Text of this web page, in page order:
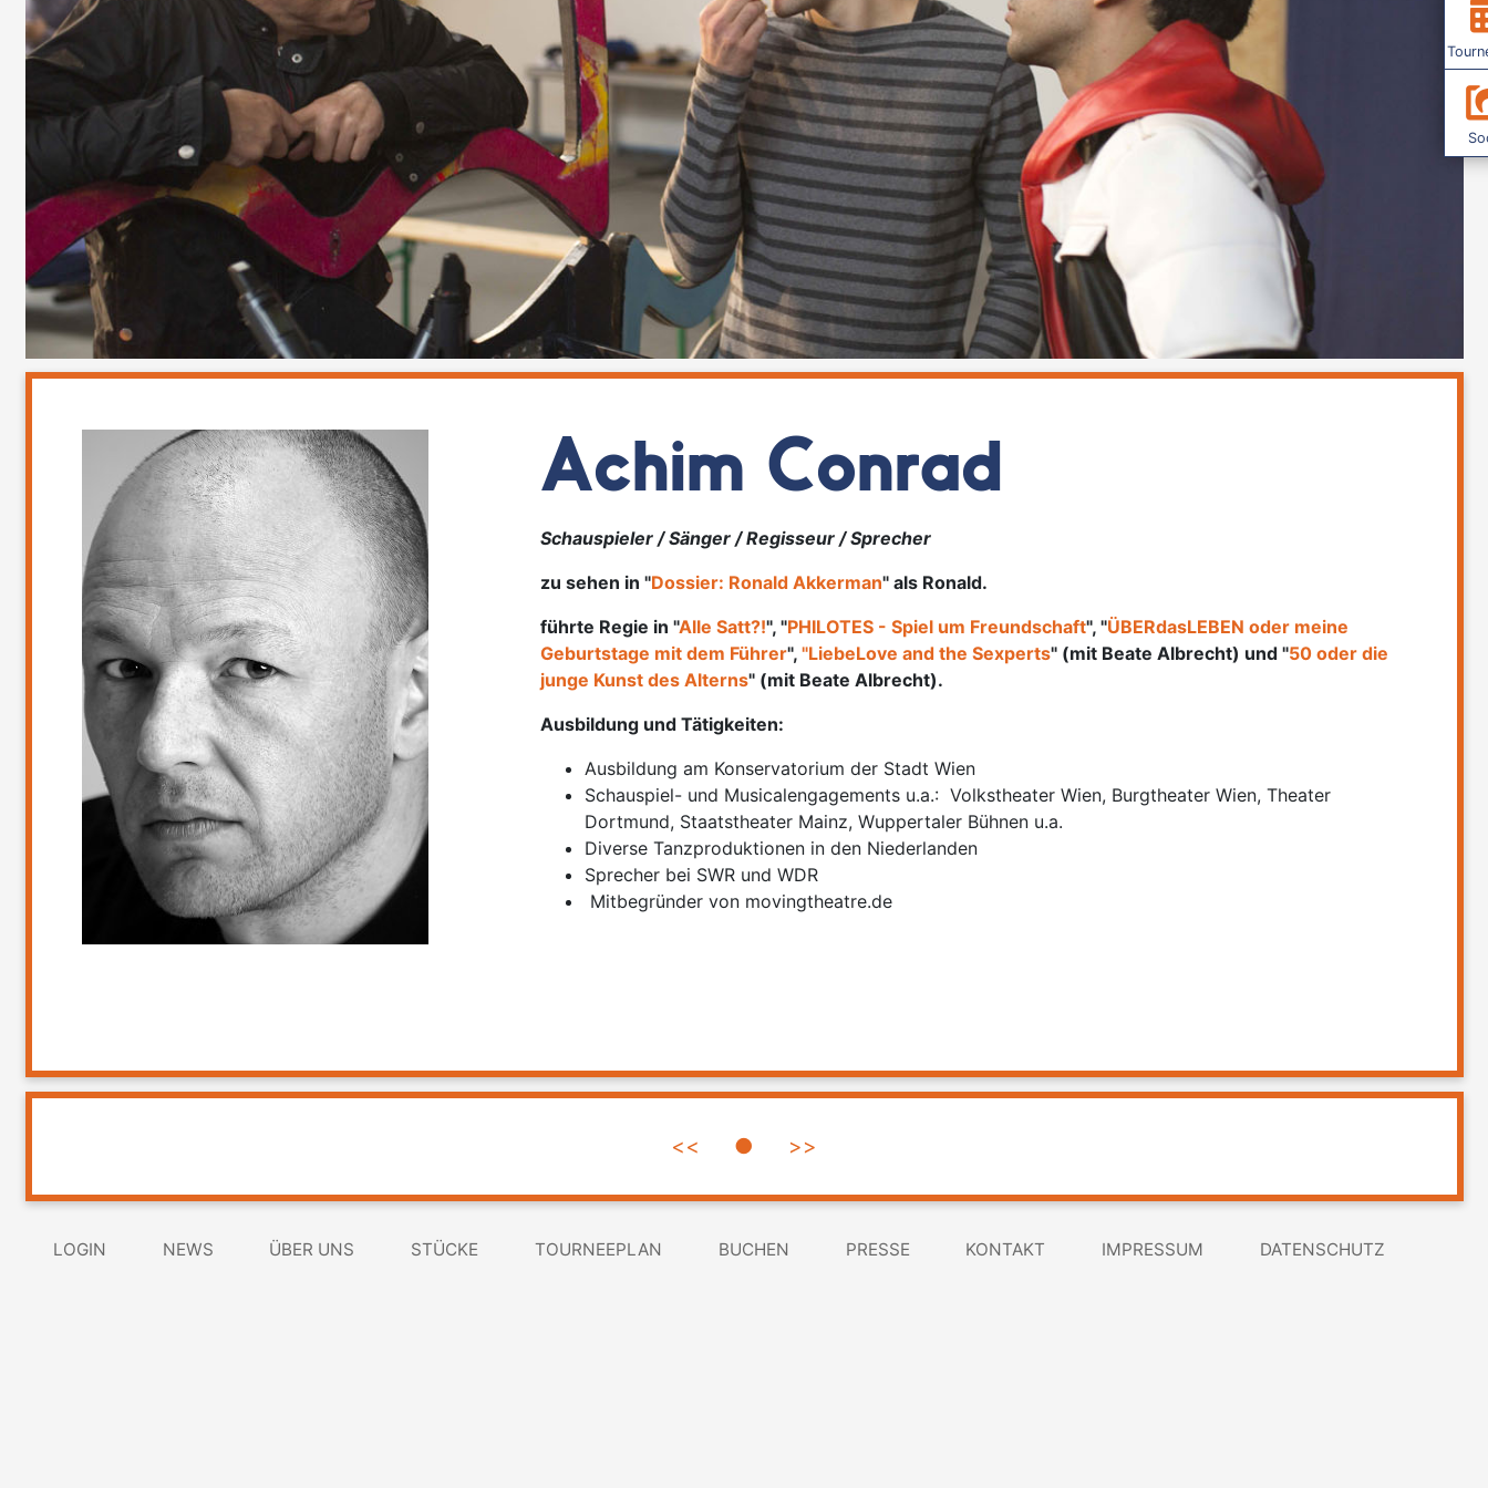
Achim Conrad
Schauspieler / Sänger / Regisseur / Sprecher
zu sehen in "Dossier: Ronald Akkerman" als Ronald.
führte Regie in "Alle Satt?!", "PHILOTES - Spiel um Freundschaft", "ÜBERdasLEBEN oder meine
Geburtstage mit dem Führer", "LiebeLove and the Sexperts" (mit Beate Albrecht) und "50 oder die
junge Kunst des Alterns" (mit Beate Albrecht).
Ausbildung und Tätigkeiten:
Ausbildung am Konservatorium der Stadt Wien
Schauspiel- und Musicalengagements u.a.: Volkstheater Wien, Burgtheater Wien, Theater
Dortmund, Staatstheater Mainz, Wuppertaler Bühnen u.a.
Diverse Tanzproduktionen in den Niederlanden
Sprecher bei SWR und WDR
Mitbegründer von movingtheatre.de
<< ● >>
LOGIN NEWS ÜBER UNS STÜCKE TOURNEEPLAN BUCHEN PRESSE KONTAKT IMPRESSUM DATENSCHUTZ